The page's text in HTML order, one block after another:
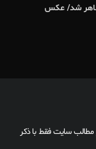
شد/ عکس
سایت فقط با ذکر